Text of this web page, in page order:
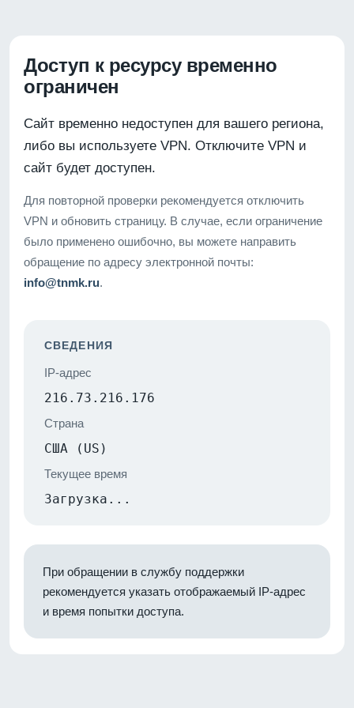
Доступ к ресурсу временно
ограничен
Сайт временно недоступен для вашего региона,
либо вы используете VPN. Отключите VPN и
сайт будет доступен.
Для повторной проверки рекомендуется отключить
VPN и обновить страницу. В случае, если ограничение
было применено ошибочно, вы можете направить
обращение по адресу электронной почты:
info@tnmk.ru.
СВЕДЕНИЯ
IP-адрес
216.73.216.176
Страна
США (US)
Текущее время
Загрузка...
При обращении в службу поддержки
рекомендуется указать отображаемый IP-адрес
и время попытки доступа.